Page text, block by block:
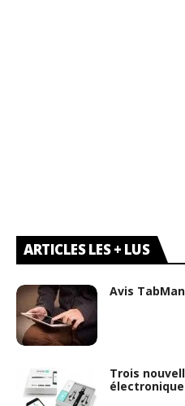
ARTICLES LES + LUS
Avis
Trois